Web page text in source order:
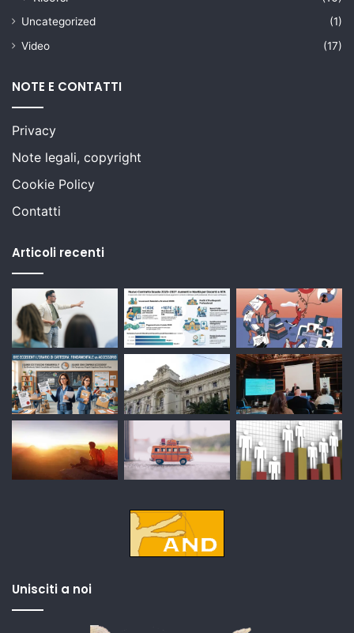
Uncategorized
(1)
Video
(17)
NOTE E CONTATTI
Privacy
Note legali, copyright
Cookie Policy
Contatti
Articoli recenti
Unisciti a noi